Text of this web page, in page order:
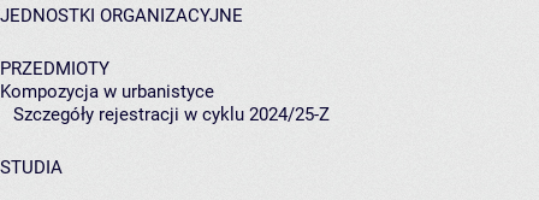
JEDNOSTKI ORGANIZACYJNE
PRZEDMIOTY
Kompozycja w urbanistyce
Szczegóły rejestracji w cyklu 2024/25-Z
STUDIA